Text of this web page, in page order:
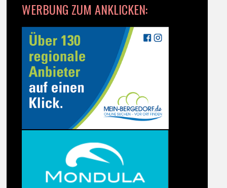
WERBUNG ZUM ANKLICKEN: